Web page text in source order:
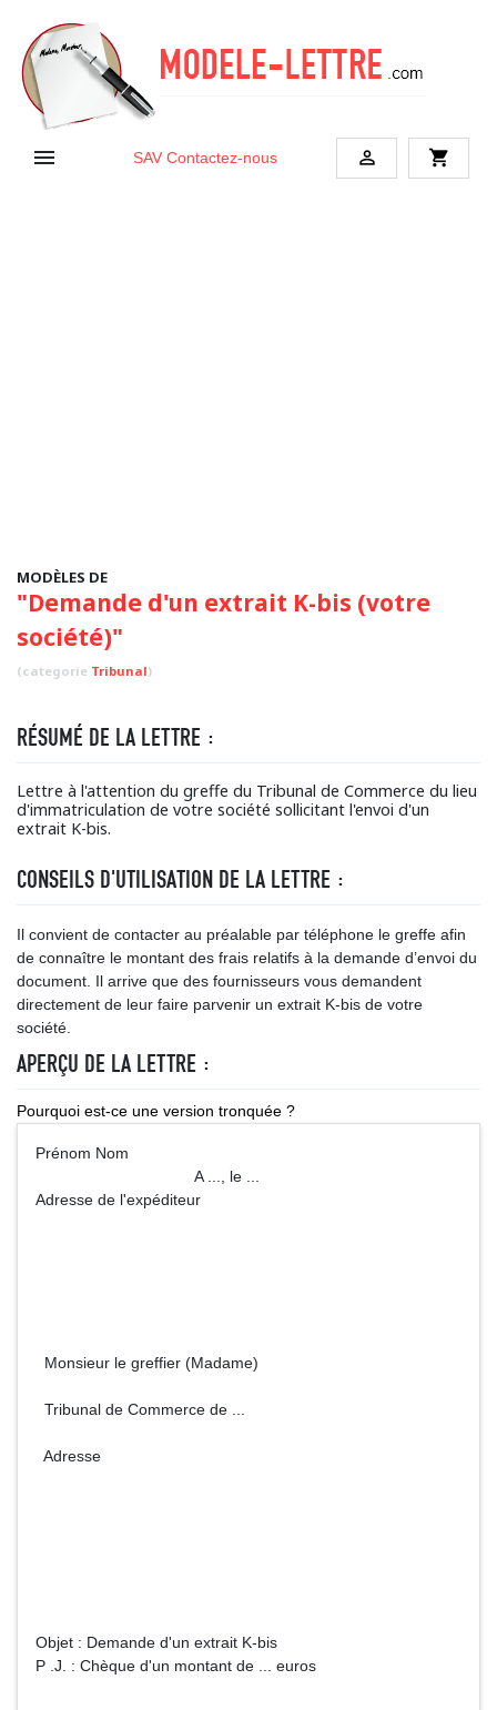
 SAV Contactez-nous  shopping_cart
MODÈLES DE
"Demande d'un extrait K-bis (votre
société)"
(categorie Tribunal)
RÉSUMÉ DE LA LETTRE :
Lettre à l'attention du greffe du Tribunal de Commerce du lieu
d'immatriculation de votre société sollicitant l'envoi d'un
extrait K-bis.
CONSEILS D'UTILISATION DE LA LETTRE :
Il convient de contacter au préalable par téléphone le greffe afin
de connaître le montant des frais relatifs à la demande d’envoi du
document. Il arrive que des fournisseurs vous demandent
directement de leur faire parvenir un extrait K-bis de votre
société.
APERÇU DE LA LETTRE :
Pourquoi est-ce une version tronquée ?
Prénom Nom
A ..., le ...
Adresse de l'expéditeur
Monsieur le greffier (Madame)
Tribunal de Commerce de ...
Adresse
Objet : Demande d'un extrait K-bis
P .J. : Chèque d'un montant de ... euros